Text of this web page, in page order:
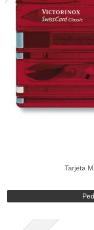
Tarjeta